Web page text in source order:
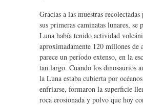
Gracias a las muestras
sus primeras caminatas lunares, se
Luna había tenido actividad
aproximadamente 120 millones de
parece un período extenso, en la
tan largo. Cuando los dinosaurios
la Luna estaba cubierta por
enfriarse, formaron la superficie
roca erosionada y polvo que hoy